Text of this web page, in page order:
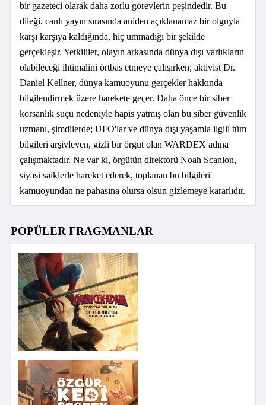
bir gazeteci olarak daha zorlu görevlerin peşindedir. Bu
dileği, canlı yayın sırasında aniden açıklanamaz bir olguyla
karşı karşıya kaldığında, hiç ummadığı bir şekilde
gerçekleşir. Yetkililer, olayın arkasında dünya dışı varlıkların
olabileceği ihtimalini örtbas etmeye çalışırken; aktivist Dr.
Daniel Kellner, dünya kamuoyunu gerçekler hakkında
bilgilendirmek üzere harekete geçer. Daha önce bir siber
korsanlık suçu nedeniyle hapis yatmış olan bu siber güvenlik
uzmanı, şimdilerde; UFO'lar ve dünya dışı yaşamla ilgili tüm
bilgileri arşivleyen, gizli bir örgüt olan WARDEX adına
çalışmaktadır. Ne var ki, örgütün direktörü Noah Scanlon,
siyasi saiklerle hareket ederek, toplanan bu bilgileri
kamuoyundan ne pahasına olursa olsun gizlemeye kararlıdır.
POPÜLER FRAGMANLAR